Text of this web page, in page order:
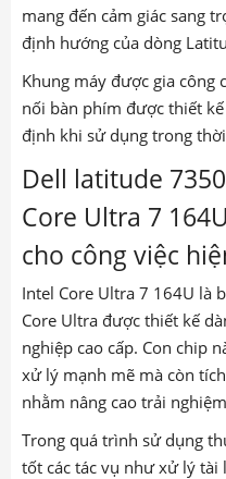
mang đến cảm giác sang
định hướng của dòng
Khung máy được gia công
nối bàn phím được thiết
định khi sử dụng trong
Dell latitude
Core Ultra 7
cho công việc
Intel Core Ultra 7 164U là
Core Ultra được thiết kế
nghiệp cao cấp. Con chip
xử lý mạnh mẽ mà còn
nhằm nâng cao trải
Trong quá trình sử dụng
tốt các tác vụ như xử lý